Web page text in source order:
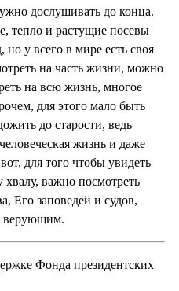
дослушивать до конца.
тепло и растущие посевы
у всего в мире есть своя
на часть жизни, можно
на всю жизнь, многое
для этого мало быть
до старости, ведь
жизнь и даже
для того чтобы увидеть
важно посмотреть
Его заповедей и судов,
верующим.
Фонда президентских